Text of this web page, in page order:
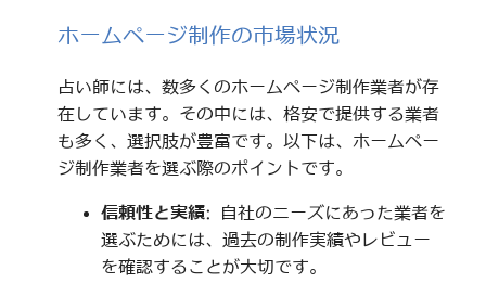
ホームページ制作の市場状況
占い師には、数多くのホームページ制作業者が存
在しています。その中には、格安で提供する業者
も多く、選択肢が豊富です。以下は、ホームペー
ジ制作業者を選ぶ際のポイントです。
信頼性と実績: 自社のニーズにあった業者を
選ぶためには、過去の制作実績やレビュー
を確認することが大切です。